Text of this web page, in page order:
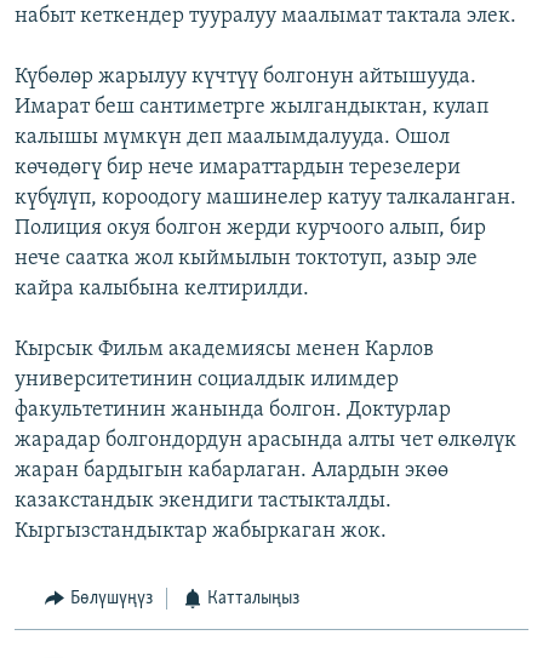
набыт кеткендер тууралуу маалымат тактала элек.
Күбөлөр жарылуу күчтүү болгонун айтышууда.
Имарат беш сантиметрге жылгандыктан, кулап
калышы мүмкүн деп маалымдалууда. Ошол
көчөдөгү бир нече имараттардын терезелери
күбүлүп, короодогу машинелер катуу талкаланган.
Полиция окуя болгон жерди курчоого алып, бир
нече саатка жол кыймылын токтотуп, азыр эле
кайра калыбына келтирилди.
Кырсык Фильм академиясы менен Карлов
университетинин социалдык илимдер
факультетинин жанында болгон. Доктурлар
жарадар болгондордун арасында алты чет өлкөлүк
жаран бардыгын кабарлаган. Алардын экөө
казакстандык экендиги тастыкталды.
Кыргызстандыктар жабыркаган жок.
Бөлүшүңүз Катталыңыз